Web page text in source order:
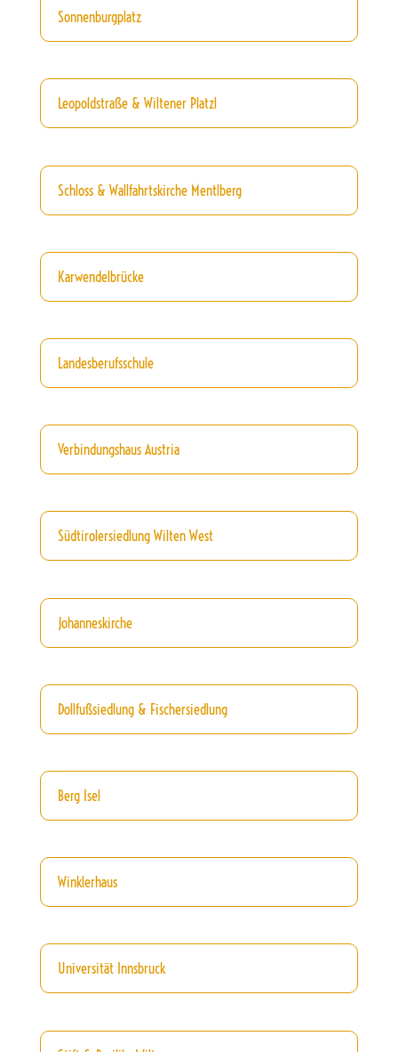
Sonnenburgplatz
Leopoldstraße & Wiltener Platzl
Schloss & Wallfahrtskirche Mentlberg
Karwendelbrücke
Landesberufsschule
Verbindungshaus Austria
Südtirolersiedlung Wilten West
Johanneskirche
Dollfußsiedlung & Fischersiedlung
Berg Isel
Winklerhaus
Universität Innsbruck